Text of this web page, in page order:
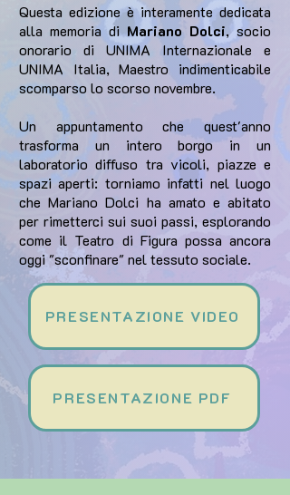
Questa edizione è interamente dedicata
alla memoria di Mariano Dolci, socio
onorario di UNIMA Internazionale e
UNIMA Italia, Maestro indimenticabile
scomparso lo scorso novembre.
Un appuntamento che quest'anno
trasforma un intero borgo in un
laboratorio diffuso tra vicoli, piazze e
spazi aperti: torniamo infatti nel luogo
che Mariano Dolci ha amato e abitato
per rimetterci sui suoi passi, esplorando
come il Teatro di Figura possa ancora
oggi "sconfinare" nel tessuto sociale.
PRESENTAZIONE VIDEO
PRESENTAZIONE PDF